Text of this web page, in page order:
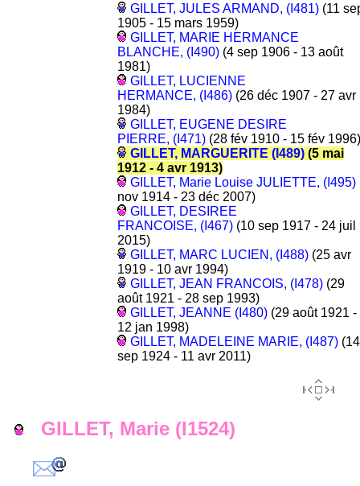
GILLET, JULES ARMAND, (I481)(11
1905 - 15 mars 1959)
GILLET, MARIE HERMANCE
BLANCHE, (I490)(4 sep 1906 - 13 août
1981)
GILLET, LUCIENNE
HERMANCE, (I486)(26 déc 1907 - 27 avr
1984)
GILLET, EUGENE DESIRE
PIERRE, (I471)(28 fév 1910 - 15 fév 1996)
GILLET, MARGUERITE (I489)(5 mai
1912 - 4 avr 1913)
GILLET, Marie Louise JULIETTE, (I495)
nov 1914 - 23 déc 2007)
GILLET, DESIREE
FRANCOISE, (I467)(10 sep 1917 - 24 juil
2015)
GILLET, MARC LUCIEN, (I488)(25 avr
1919 - 10 avr 1994)
GILLET, JEAN FRANCOIS, (I478)(29
août 1921 - 28 sep 1993)
GILLET, JEANNE (I480)(29 août 1921 -
12 jan 1998)
GILLET, MADELEINE MARIE, (I487)(14
sep 1924 - 11 avr 2011)
GILLET, Marie (I1524)